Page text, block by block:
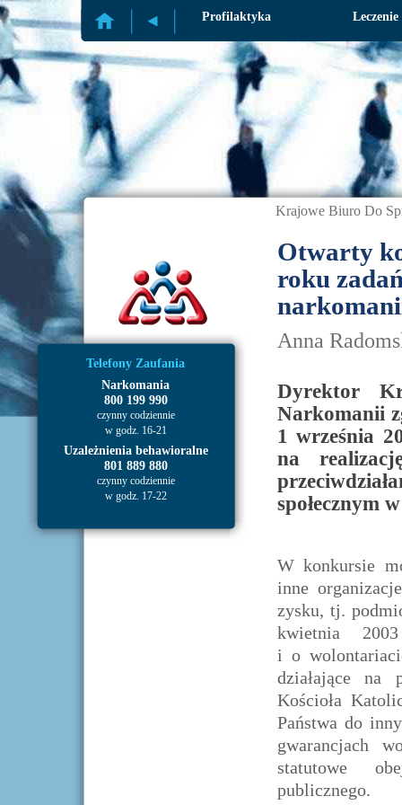
Profilaktyka Leczenie
Telefony Zaufania
Narkomania
800 199 990
czynny codziennie
w godz. 16-21
Uzależnienia behawioralne
801 889 880
czynny codziennie
w godz. 17-22
Krajowe Biuro Do
Otwarty
roku
Anna
Dyrektor
Narkomanii
1 września
na
społecznym
W konkursie
inne
zysku, tj.
kwietnia
i o
działające na
Kościoła
Państwa do
gwarancjach
statutowe
publicznego.